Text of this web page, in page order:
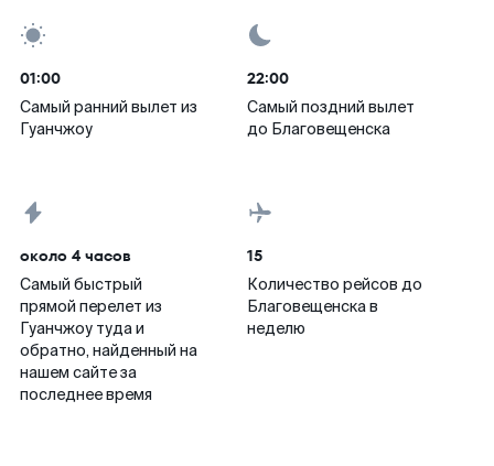
01:00
Самый ранний вылет из
Гуанчжоу
22:00
Самый поздний вылет
до Благовещенска
около 4 часов
Самый быстрый
прямой перелет из
Гуанчжоу туда и
обратно, найденный на
нашем сайте за
последнее время
15
Количество рейсов до
Благовещенска в
неделю